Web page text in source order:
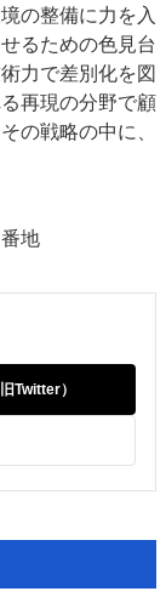
の整備に力を入
るための色見台
力で差別化を図
再現の分野で顧
の戦略の中に、
地
Twitter）